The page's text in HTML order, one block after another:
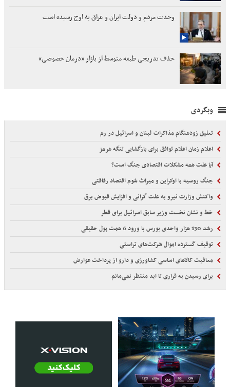
وحدت مردم و دولت ایران و عراق به اوج رسیده است
حذف تدریجی طبقه متوسط از بازار «درمان خصوصی»
وبگردی
تعلیق زودهنگام مذاکرات لبنان و اسرائیل در رم
اعلام زمان اعلام توافق برای بازگشایی تنگه هرمز
آیا علت همه مشکلات اقتصادی جنگ است؟
جنگ روسیه با اوکراین و میراث شوم اقتصاد رفاقتی
واکنش وزارت نیرو به علت گرانی و افزایش قبوض برق
خط و نشان نخست وزیر سابق اسرائیل برای قطر
رشد 130 هزار واحدی بورس با ورود 6 همت پول حقیقی
توقیف گسترده اموال شرکت‌های تراستی
معافیت کالاهای اساسی کشاورزی و دارو از پرداخت عوارض
برای رسیدن به فراری تا ابد منتظر نمی‌مانم